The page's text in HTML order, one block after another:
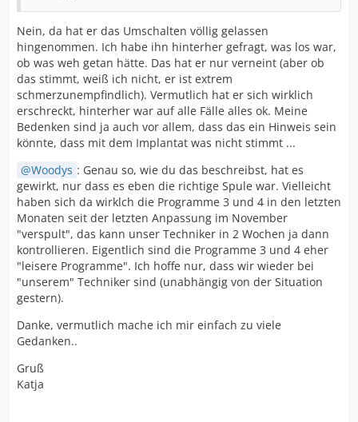
Nein, da hat er das Umschalten völlig gelassen
hingenommen. Ich habe ihn hinterher gefragt, was los war,
ob was weh getan hätte. Das hat er nur verneint (aber ob
das stimmt, weiß ich nicht, er ist extrem
schmerzunempfindlich). Vermutlich hat er sich wirklich
erschreckt, hinterher war auf alle Fälle alles ok. Meine
Bedenken sind ja auch vor allem, dass das ein Hinweis sein
könnte, dass mit dem Implantat was nicht stimmt ...
Woodys : Genau so, wie du das beschreibst, hat es
gewirkt, nur dass es eben die richtige Spule war. Vielleicht
haben sich da wirklch die Programme 3 und 4 in den letzten
Monaten seit der letzten Anpassung im November
"verspult", das kann unser Techniker in 2 Wochen ja dann
kontrollieren. Eigentlich sind die Programme 3 und 4 eher
"leisere Programme". Ich hoffe nur, dass wir wieder bei
"unserem" Techniker sind (unabhängig von der Situation
gestern).
Danke, vermutlich mache ich mir einfach zu viele
Gedanken..
Gruß
Katja